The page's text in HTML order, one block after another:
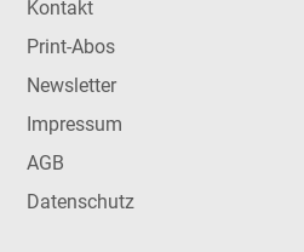
Kontakt
Print-Abos
Newsletter
Impressum
AGB
Datenschutz